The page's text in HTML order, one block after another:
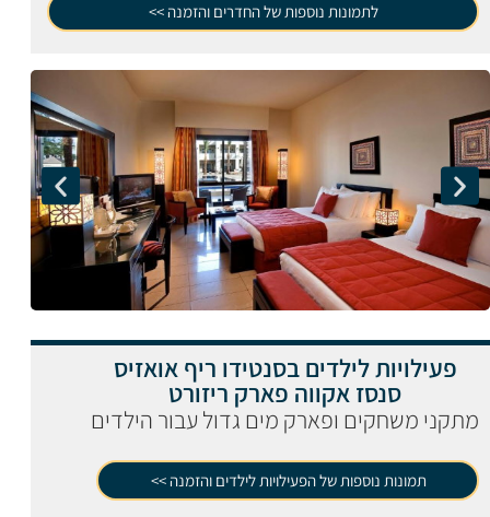
לתמונות נוספות של החדרים והזמנה >>
פעילויות לילדים בסנטידו ריף אואזיס
סנסז אקווה פארק ריזורט
מתקני משחקים ופארק מים גדול עבור הילדים
תמונות נוספות של הפעילויות לילדים והזמנה >>